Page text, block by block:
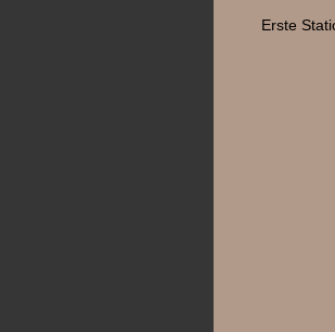
Erste